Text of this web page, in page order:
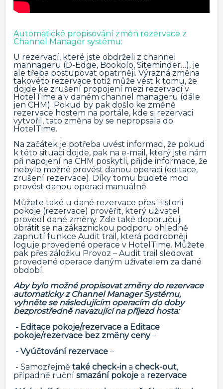
Automatické propisování změn rezervace z
Channel Manager systému:
U rezervací, které jste obdrželi z channel
mannageru (D-Edge, Bookolo, Siteminder…), je
ale třeba postupovat opatrněji. Výrazná změna
takovéto rezervace totiž může vést k tomu, že
dojde ke zrušení propojení mezi rezervací v
HotelTime a v daném channel manageru (dále
jen CHM). Pokud by pak došlo ke změně
rezervace hostem na portále, kde si rezervaci
vytvořil, tato změna by se nepropsala do
HotelTime.
Na začátek je potřeba uvést informaci, že pokud
k této situaci dojde, pak na e-mail, který jste nám
při napojení na CHM poskytli, přijde informace, že
nebylo možné provést danou operaci (editace,
zrušení rezervace). Díky tomu budete moci
provést danou operaci manuálně.
Můžete také u dané rezervace přes Historii
pokoje (rezervace) prověřit, který uživatel
provedl dané změny. Zde také doporučuji
obrátit se na zákaznickou podporu ohledně
zapnutí funkce Audit trail, která podrobněji
loguje provedené operace v HotelTime. Můžete
pak přes záložku Provoz – Audit trail sledovat
provedené operace daným uživatelem za dané
období.
Aby bylo možné propisovat změny do rezervace
automaticky z Channel Manager Systému,
vyhněte se následujícím operacím do doby
bezprostředně navazující na příjezd hosta:
- Editace pokoje/rezervace a Editace
pokoje/rezervace bez změny ceny–
- Vyúčtování rezervace –
- Samozřejmě také check-in a check-out,
případně ruční smazání pokoje a rezervace